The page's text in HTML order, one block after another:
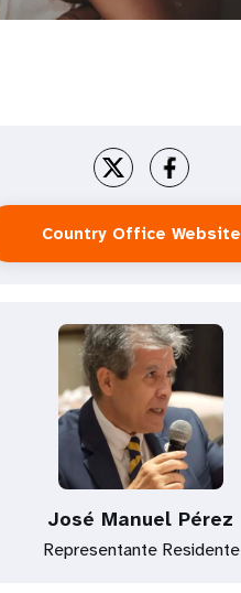
Country Office Website
José Manuel Pérez
Representante Residente